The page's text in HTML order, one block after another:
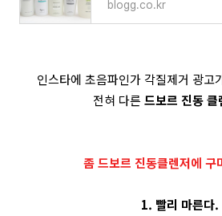
blogg.co.kr
인스타에 초음파인가 각질제거 광고
전혀 다른 드보르 진동 클
좀 드보르 진동클렌저에 구
1. 빨리 마른다.